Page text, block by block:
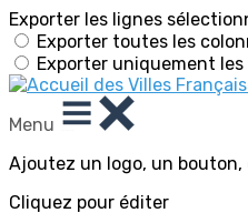
Exporter les lignes
Exporter toutes les
Exporter uniquement
Menu
Ajoutez un logo, un bouton,
Cliquez pour éditer